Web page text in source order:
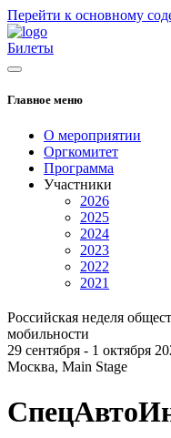
Перейти к основному
Билеты
Главное меню
О мероприятии
Оргкомитет
Программа
Участники
2026
2025
2024
2023
2022
2021
Российская неделя
мобильности
29 сентября - 1 октября
Москва, Main Stage